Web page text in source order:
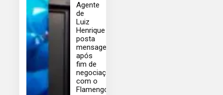
Agente
de
Luiz
Henrique
posta
mensagem
após
fim de
negociação
com o
Flamengo